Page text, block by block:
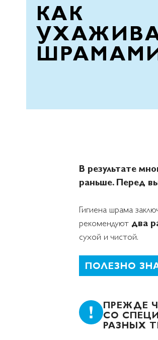
КАК
В результате
раньше. Перед
Гигиена шрама
рекомендуют два
сухой и чистой.
ПОЛЕЗНО
ПРЕЖДЕ
СО
РАЗНЫХ